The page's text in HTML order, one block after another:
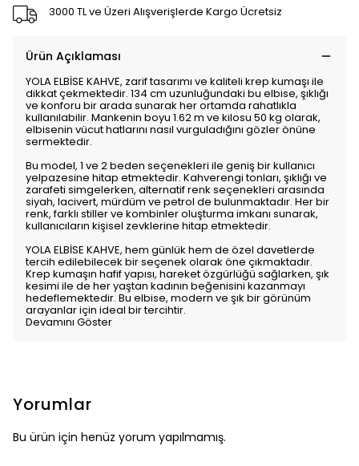
3000 TL ve Üzeri Alışverişlerde Kargo Ücretsiz
Ürün Açıklaması
YOLA ELBİSE KAHVE, zarif tasarımı ve kaliteli krep kumaşı ile
dikkat çekmektedir. 134 cm uzunluğundaki bu elbise, şıklığı
ve konforu bir arada sunarak her ortamda rahatlıkla
kullanılabilir. Mankenin boyu 1.62 m ve kilosu 50 kg olarak,
elbisenin vücut hatlarını nasıl vurguladığını gözler önüne
sermektedir.
Bu model, 1 ve 2 beden seçenekleri ile geniş bir kullanıcı
yelpazesine hitap etmektedir. Kahverengi tonları, şıklığı ve
zarafeti simgelerken, alternatif renk seçenekleri arasında
siyah, lacivert, mürdüm ve petrol de bulunmaktadır. Her bir
renk, farklı stiller ve kombinler oluşturma imkanı sunarak,
kullanıcıların kişisel zevklerine hitap etmektedir.
YOLA ELBİSE KAHVE, hem günlük hem de özel davetlerde
tercih edilebilecek bir seçenek olarak öne çıkmaktadır.
Krep kumaşın hafif yapısı, hareket özgürlüğü sağlarken, şık
kesimi ile de her yaştan kadının beğenisini kazanmayı
hedeflemektedir. Bu elbise, modern ve şık bir görünüm
arayanlar için ideal bir tercihtir.
Devamını Göster
Yorumlar
Bu ürün için henüz yorum yapılmamış.